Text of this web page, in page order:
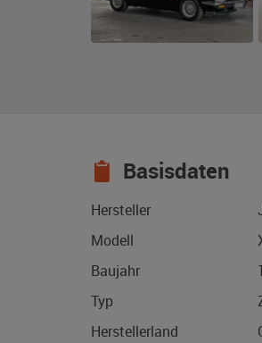
Basisdaten
Hersteller
Modell
Baujahr
Typ
Herstellerland